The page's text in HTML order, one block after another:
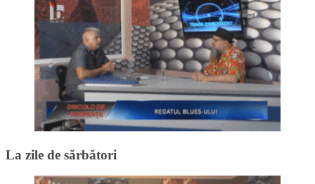
La zile de sărbători